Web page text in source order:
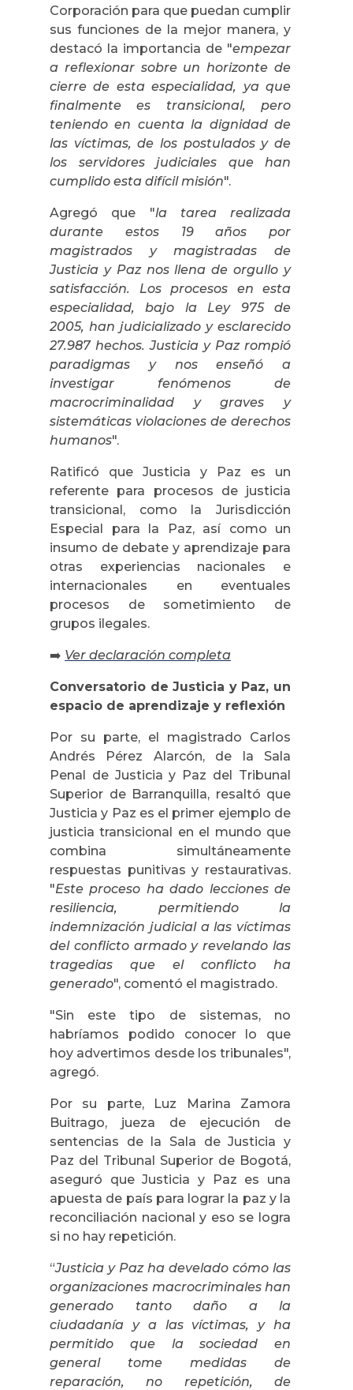
Corporación para que puedan cumplir
sus funciones de la mejor manera, y
destacó la importancia de "empezar
a reflexionar sobre un horizonte de
cierre de esta especialidad, ya que
finalmente es transicional, pero
teniendo en cuenta la dignidad de
las víctimas, de los postulados y de
los servidores judiciales que han
cumplido esta difícil misión".
Agregó que "la tarea realizada
durante estos 19 años por
magistrados y magistradas de
Justicia y Paz nos llena de orgullo y
satisfacción. Los procesos en esta
especialidad, bajo la Ley 975 de
2005, han judicializado y esclarecido
27.987 hechos. Justicia y Paz rompió
paradigmas y nos enseñó a
investigar fenómenos de
macrocriminalidad y graves y
sistemáticas violaciones de derechos
humanos".
Ratificó que Justicia y Paz es un
referente para procesos de justicia
transicional, como la Jurisdicción
Especial para la Paz, así como un
insumo de debate y aprendizaje para
otras experiencias nacionales e
internacionales en eventuales
procesos de sometimiento de
grupos ilegales.
➡️ Ver declaración completa
Conversatorio de Justicia y Paz, un
espacio de aprendizaje y reflexión
Por su parte, el magistrado Carlos
Andrés Pérez Alarcón, de la Sala
Penal de Justicia y Paz del Tribunal
Superior de Barranquilla, resaltó que
Justicia y Paz es el primer ejemplo de
justicia transicional en el mundo que
combina simultáneamente
respuestas punitivas y restaurativas.
"Este proceso ha dado lecciones de
resiliencia, permitiendo la
indemnización judicial a las víctimas
del conflicto armado y revelando las
tragedias que el conflicto ha
generado", comentó el magistrado.
"Sin este tipo de sistemas, no
habríamos podido conocer lo que
hoy advertimos desde los tribunales",
agregó.
Por su parte, Luz Marina Zamora
Buitrago, jueza de ejecución de
sentencias de la Sala de Justicia y
Paz del Tribunal Superior de Bogotá,
aseguró que Justicia y Paz es una
apuesta de país para lograr la paz y la
reconciliación nacional y eso se logra
si no hay repetición.
“Justicia y Paz ha develado cómo las
organizaciones macrocriminales han
generado tanto daño a la
ciudadanía y a las víctimas, y ha
permitido que la sociedad en
general tome medidas de
reparación, no repetición, de